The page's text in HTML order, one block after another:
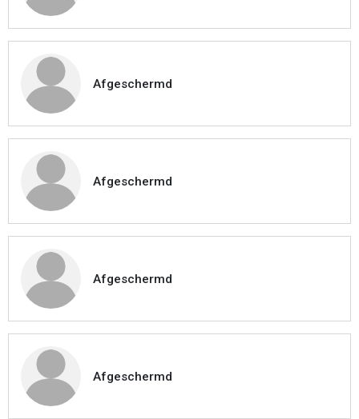
Afgeschermd
Afgeschermd
Afgeschermd
Afgeschermd